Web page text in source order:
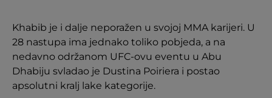
Khabib je i dalje neporažen u svojoj MMA karijeri. U
28 nastupa ima jednako toliko pobjeda, a na
nedavno održanom UFC-ovu eventu u Abu
Dhabiju svladao je Dustina Poiriera i postao
apsolutni kralj lake kategorije.